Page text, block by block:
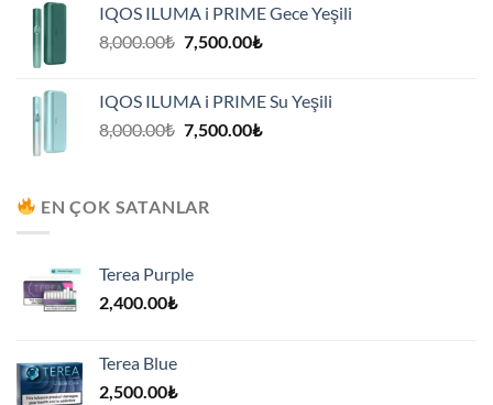
7,500.00₺.
IQOS ILUMA i PRIME Gece Yeşili
8,000.00₺ Orijinal
7,500.00₺Şu
7,500.00₺.
IQOS ILUMA i PRIME Su Yeşili
8,000.00₺ Orijinal
7,500.00₺Şu
EN ÇOK SATANLAR
Terea Purple
2,400.00₺
Terea Blue
2,500.00₺